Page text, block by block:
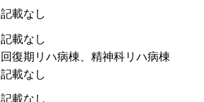
記載なし
記載なし
回復期リハ病棟、精神科リハ病棟
記載なし
記載なし